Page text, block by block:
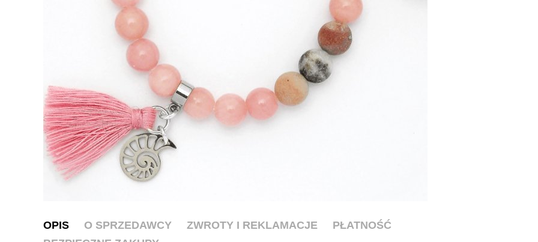
OPIS O SPRZEDAWCY ZWROTY I REKLAMACJE
PŁATNOŚĆ